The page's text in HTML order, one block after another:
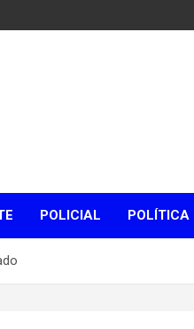
POLICIAL POLÍTICA